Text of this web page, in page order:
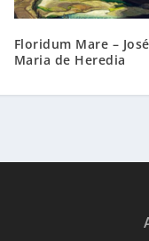
Floridum Mare –
Maria de Heredia